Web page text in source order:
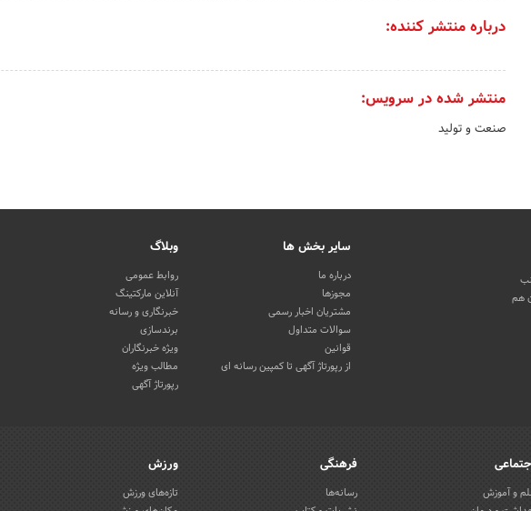
درباره منتشر کننده:
منتشر شده در سرویس:
صنعت و تولید
هم
سایر بخش ها
درباره ما
مجوزها
مشتریان اخبار رسمی
سوالات متداول
قوانین
از رپورتاژ آگهی تا کمپین رسانه ای
وبلاگ
روابط عمومی
آنلاین مارکتینگ
خبرنگاری و رسانه
برندسازی
ویژه خبرنگاران
مطالب ویژه
رپورتاژ آگهی
و آموزش
فرهنگی
رسانه‌ها
ورزش
تازه‌های ورزش